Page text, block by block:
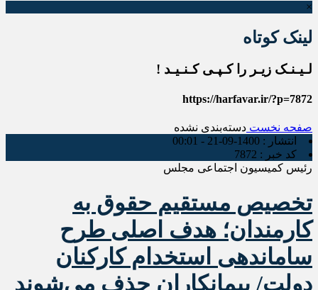
×
لینک کوتاه
لـیـنـک زیـر را کـپـی کـنـیـد !
https://harfavar.ir/?p=7872
صفحه نخست دسته‌بندی نشده
انتشار : 1400-09-21 - 00:01
کد خبر : 7872
رئیس کمیسیون اجتماعی مجلس
تخصیص مستقیم حقوق به
کارمندان؛ هدف اصلی طرح
ساماندهی استخدام کارکنان
دولت/ پیمانکاران حذف می‌شوند